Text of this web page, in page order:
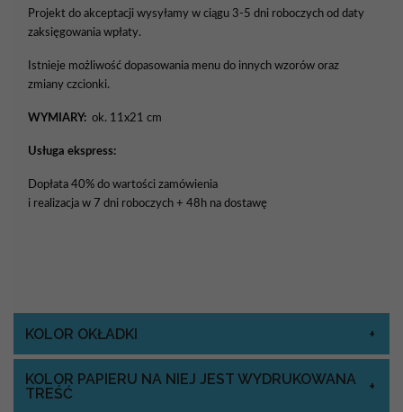
Projekt do akceptacji wysyłamy w ciągu 3-5 dni roboczych od daty
zaksięgowania wpłaty.
Istnieje możliwość dopasowania menu do innych wzorów oraz
zmiany czcionki.
WYMIARY: ok. 11x21 cm
Usługa ekspress:
Dopłata 40% do wartości zamówienia
i realizacja w 7 dni roboczych + 48h na dostawę
KOLOR OKŁADKI
KOLOR PAPIERU NA NIEJ JEST WYDRUKOWANA
TREŚĆ